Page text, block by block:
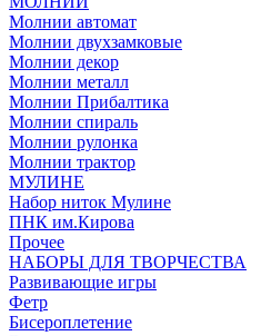
Молнии автомат
Молнии двухзамковые
Молнии декор
Молнии металл
Молнии Прибалтика
Молнии спираль
Молнии рулонка
Молнии трактор
МУЛИНЕ
Набор ниток Мулине
ПНК им.Кирова
Прочее
НАБОРЫ ДЛЯ ТВОРЧЕСТВА
Развивающие игры
Фетр
Бисероплетение